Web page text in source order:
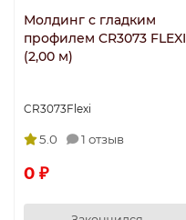
Молдинг с гладким
профилем CR3073 FLEXI
(2,00 м)
CR3073Flexi
5.0 1 отзыв
0 ₽